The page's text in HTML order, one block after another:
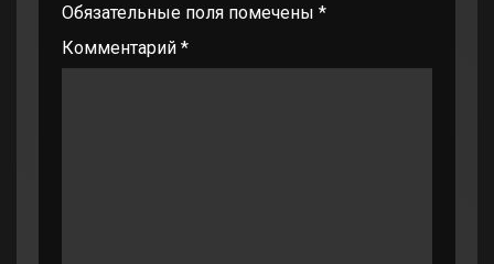
Обязательные поля помечены *
Комментарий *